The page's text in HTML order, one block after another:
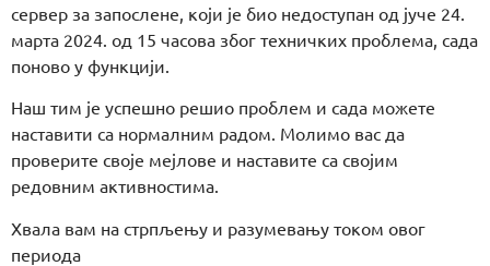
сервер за запослене, који је био недоступан од јуче 24.
марта 2024. од 15 часова због техничких проблема, сада
поново у функцији.
Наш тим је успешно решио проблем и сада можете
наставити са нормалним радом. Молимо вас да
проверите своје мејлове и наставите са својим
редовним активностима.
Хвала вам на стрпљењу и разумевању током овог
периода